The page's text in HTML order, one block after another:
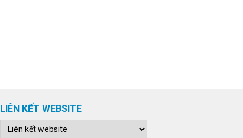
LIÊN KẾT WEBSITE